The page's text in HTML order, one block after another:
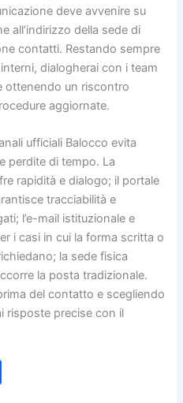
deve avvenire su
all’indirizzo della sede di
contatti. Restando sempre
dialogherai con i team
ottenendo un riscontro
aggiornate.
ufficiali Balocco evita
perdite di tempo. La
rapidità e dialogo; il portale
tracciabilità e
l’e-mail istituzionale e
i casi in cui la forma scritta o
la sede fisica
la posta tradizionale.
del contatto e scegliendo
risposte precise con il